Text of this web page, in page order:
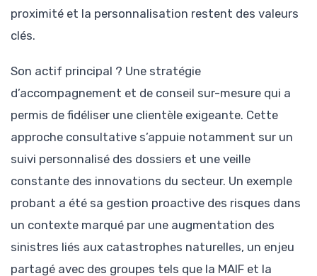
proximité et la personnalisation restent des valeurs
clés.
Son actif principal ? Une stratégie
d’accompagnement et de conseil sur-mesure qui a
permis de fidéliser une clientèle exigeante. Cette
approche consultative s’appuie notamment sur un
suivi personnalisé des dossiers et une veille
constante des innovations du secteur. Un exemple
probant a été sa gestion proactive des risques dans
un contexte marqué par une augmentation des
sinistres liés aux catastrophes naturelles, un enjeu
partagé avec des groupes tels que la MAIF et la